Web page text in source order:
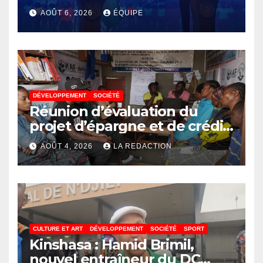
révolution numérique pour
un contrôle permanent des
finances publiques
AOÛT 6, 2026 ÉQUIPE
DÉVELOPPEMENT SOCIÉTÉ
Réunion d’évaluation du
projet d’épargne et de crédit
de JIRANI MSAADA Asbl : des
résultats encourageants et
une expansion annoncée
AOÛT 4, 2026 LA REDACTION
CULTURE ET ART DÉVELOPPEMENT SOCIÉTÉ SPORT
Kinshasa : Hamid Brimil,
nouvel entraîneur du DC